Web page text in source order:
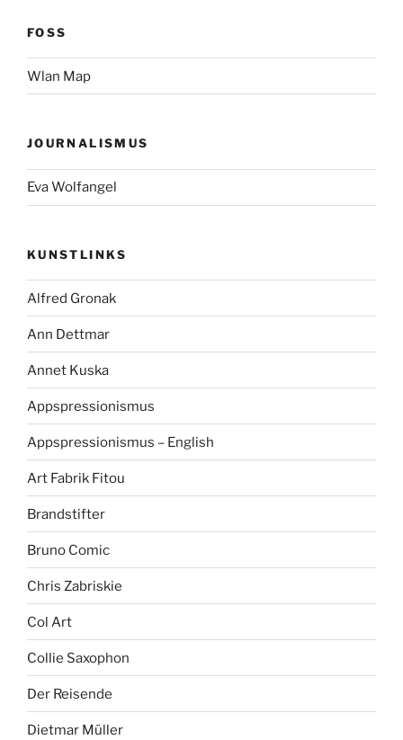
FOSS
Wlan Map
JOURNALISMUS
Eva Wolfangel
KUNSTLINKS
Alfred Gronak
Ann Dettmar
Annet Kuska
Appspressionismus
Appspressionismus – English
Art Fabrik Fitou
Brandstifter
Bruno Comic
Chris Zabriskie
Col Art
Collie Saxophon
Der Reisende
Dietmar Müller